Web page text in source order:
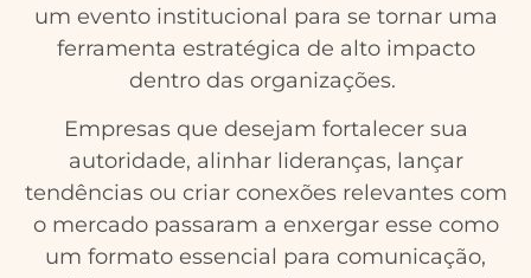
um evento institucional para se tornar uma
ferramenta estratégica de alto impacto
dentro das organizações.
Empresas que desejam fortalecer sua
autoridade, alinhar lideranças, lançar
tendências ou criar conexões relevantes com
o mercado passaram a enxergar esse como
um formato essencial para comunicação,